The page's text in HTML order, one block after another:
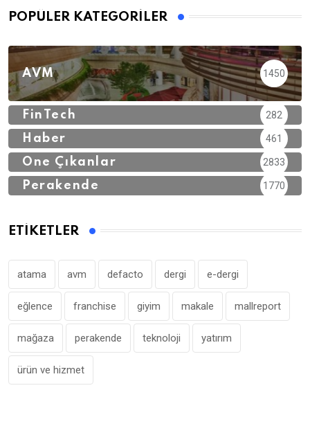
POPÜLER KATEGORILER
AVM 1450
FinTech 282
Haber 461
Öne Çıkanlar 2833
Perakende 1770
ETIKETLER
atama avm defacto dergi e-dergi
eğlence franchise giyim makale mallreport
mağaza perakende teknoloji yatırım
ürün ve hizmet